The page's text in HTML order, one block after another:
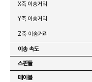
X축 이송거리
Y축 이송거리
Z축 이송거리
이송 속도
스핀들
테이블